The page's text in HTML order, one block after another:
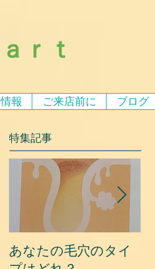
ｒｔ
報 ご来店前に ブログ
特集記事
あなたの毛穴のタイ